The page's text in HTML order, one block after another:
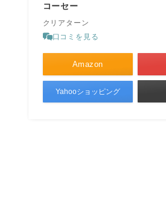
コーセー
クリアターン
口コミを見る
Amazon
Yahooショッピング